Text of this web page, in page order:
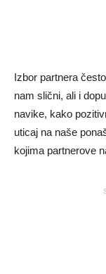
Izbor partnera
nam slični, ali i
navike, kako
uticaj na naše
kojima partnerove